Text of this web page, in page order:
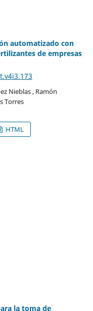
automatizado con
de empresas
Nieblas , Ramón
Torres
HTML
la toma de